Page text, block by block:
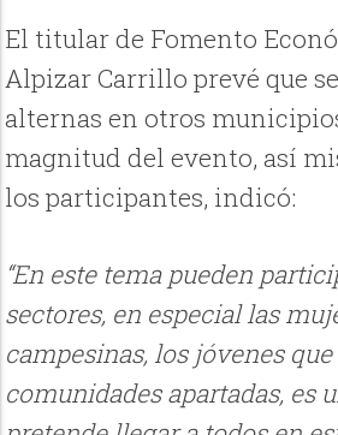
El titular de Fomento
Alpizar Carrillo prevé que
alternas en otros
magnitud del evento, así
los participantes, indicó:
“En este tema pueden
sectores, en especial las
campesinas, los jóvenes
comunidades apartadas, es